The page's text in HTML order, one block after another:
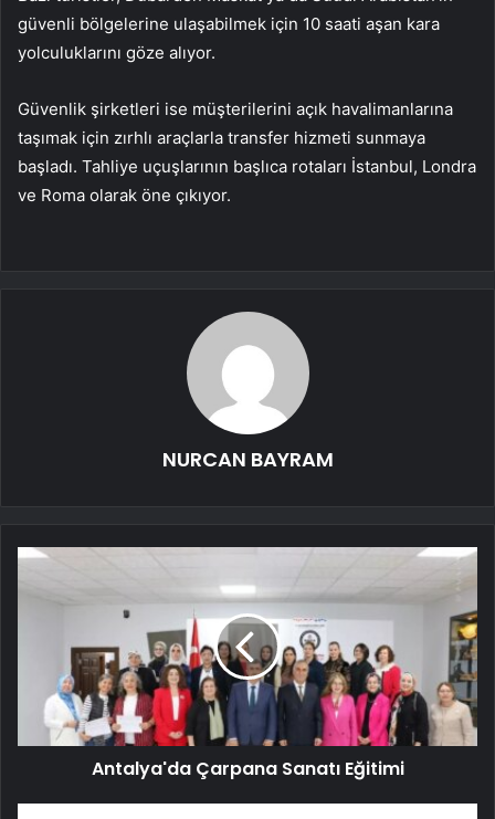
güvenli bölgelerine ulaşabilmek için 10 saati aşan kara
yolculuklarını göze alıyor.
Güvenlik şirketleri ise müşterilerini açık havalimanlarına
taşımak için zırhlı araçlarla transfer hizmeti sunmaya
başladı. Tahliye uçuşlarının başlıca rotaları İstanbul, Londra
ve Roma olarak öne çıkıyor.
NURCAN BAYRAM
Antalya'da Çarpana Sanatı Eğitimi